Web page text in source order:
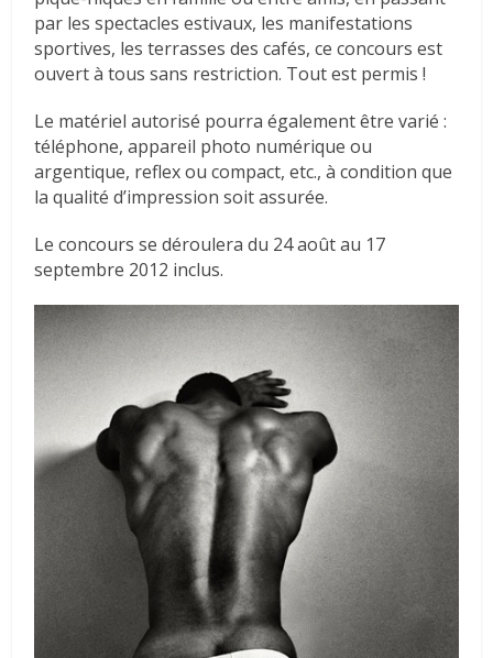
par les spectacles estivaux, les manifestations
sportives, les terrasses des cafés, ce concours est
ouvert à tous sans restriction. Tout est permis !
Le matériel autorisé pourra également être varié :
téléphone, appareil photo numérique ou
argentique, reflex ou compact, etc., à condition que
la qualité d’impression soit assurée.
Le concours se déroulera du 24 août au 17
septembre 2012 inclus.